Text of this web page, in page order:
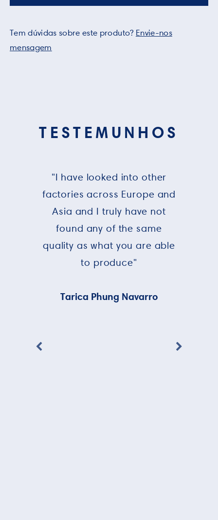
Tem dúvidas sobre este produto? Envie-nos
mensagem
TESTEMUNHOS
"I have looked into other
factories across Europe and
Asia and I truly have not
found any of the same
quality as what you are able
to produce"
Tarica Phung Navarro